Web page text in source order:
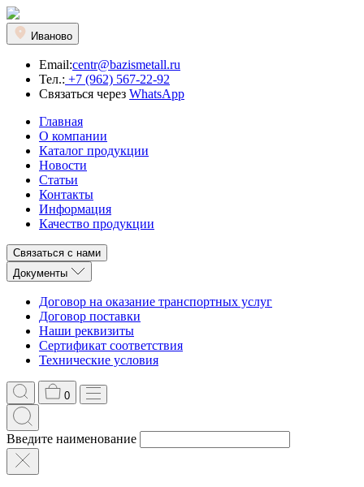
Иваново
Email:centr@bazismetall.ru
Тел.: +7 (962) 567-22-92
Связаться через WhatsApp
Главная
О компании
Каталог продукции
Новости
Статьи
Контакты
Информация
Качество продукции
Связаться с нами
Документы
Договор на оказание транспортных услуг
Договор поставки
Наши реквизиты
Сертификат соответствия
Технические условия
0
Введите наименование